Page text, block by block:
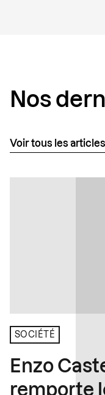
Nos
Voir tous les articles
SOCIÉTÉ
Enzo
remporte